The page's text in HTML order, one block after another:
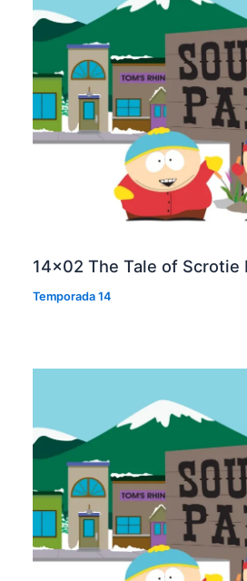
14×02 The Tale of Scrotie
Temporada 14